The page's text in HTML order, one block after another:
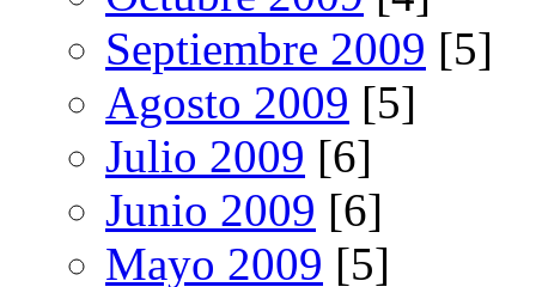
Septiembre 2009 [5]
Agosto 2009 [5]
Julio 2009 [6]
Junio 2009 [6]
Mayo 2009 [5]